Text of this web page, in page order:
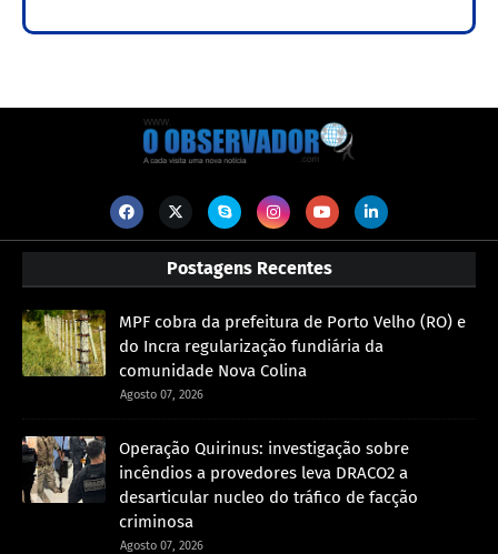
Postagens Recentes
MPF cobra da prefeitura de Porto Velho (RO) e
do Incra regularização fundiária da
comunidade Nova Colina
Agosto 07, 2026
Operação Quirinus: investigação sobre
incêndios a provedores leva DRACO2 a
desarticular nucleo do tráfico de facção
criminosa
Agosto 07, 2026